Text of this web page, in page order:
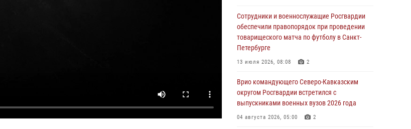
07 августа 2026, 09:05 3
Мастер-класс по боевым искусствам провели
росгвардейцы в Херсонской области
07 августа 2026, 08:49
Росгвардейцы задержали хулигана,
пугавшего пневматическим пистолетом
граждан центре Санкт-Петербурга
07 августа 2026, 08:33 2
Сотрудники и военнослужащие Росгвардии
обеспечили правопорядок при проведении
товарищеского матча по футболу в Санкт-
Петербурге
13 июля 2026, 08:08 2
Врио командующего Северо-Кавказским
округом Росгвардии встретился с
выпускниками военных вузов 2026 года
04 августа 2026, 05:00 2